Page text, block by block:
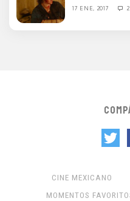
17 ENE, 2017 2
CINE MEXICANO
MOMENTOS